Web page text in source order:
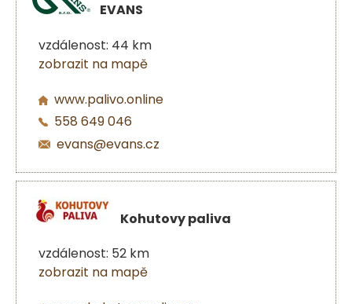
EVANS
vzdálenost: 44 km
zobrazit na mapě
www.palivo.online
558 649 046
evans@evans.cz
Kohutovy paliva
vzdálenost: 52 km
zobrazit na mapě